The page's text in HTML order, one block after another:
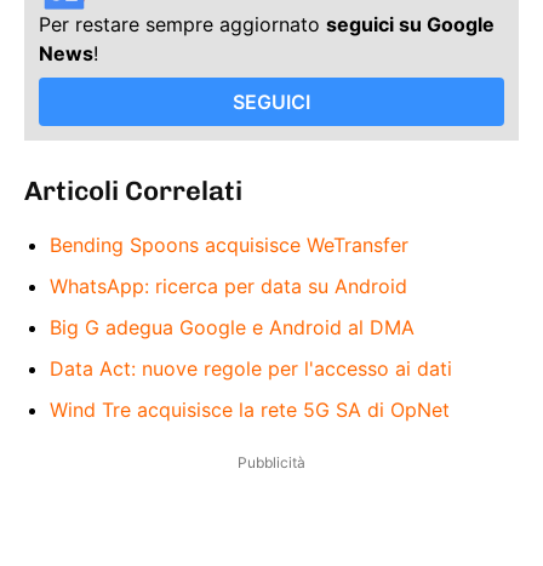
Per restare sempre aggiornato seguici su Google
News!
SEGUICI
Articoli Correlati
Bending Spoons acquisisce WeTransfer
WhatsApp: ricerca per data su Android
Big G adegua Google e Android al DMA
Data Act: nuove regole per l'accesso ai dati
Wind Tre acquisisce la rete 5G SA di OpNet
Pubblicità